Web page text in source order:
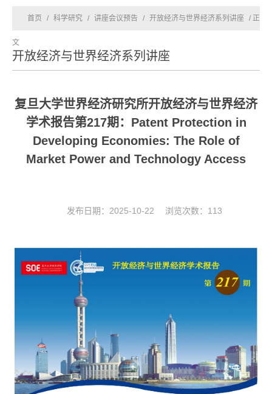
首页 / 科学研究 / 讲座会议预告 / 开放经济与世界经济系列讲座 / 正
文
开放经济与世界经济系列讲座
复旦大学世界经济研究所开放经济与世界经济
学术报告第217期：Patent Protection in
Developing Economies: The Role of
Market Power and Technology Access
发布日期：2025-10-22 浏览次数： 113